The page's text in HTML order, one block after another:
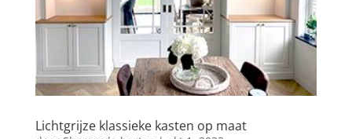
Lichtgrijze klassieke kasten op maat